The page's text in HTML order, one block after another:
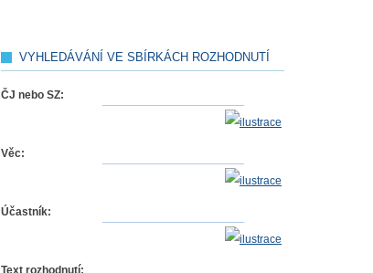
VYHLEDÁVÁNÍ VE SBÍRKÁCH ROZHODNUTÍ
ČJ nebo SZ:
Věc:
Účastník:
Text rozhodnutí: